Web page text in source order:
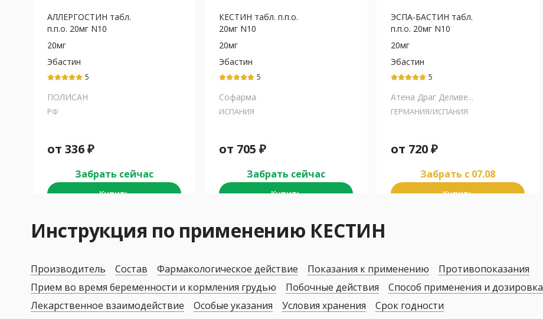
АЛЛЕРГОСТИН табл.
п.п.о. 20мг N10
20мг
Эбастин
5
ПОЛИСАН
РФ
от 336₽
Забрать сейчас
Купить
КЕСТИН табл. п.п.о.
20мг N10
20мг
Эбастин
5
Софарма
ИСПАНИЯ
от 705 ₽
Забрать сейчас
Купить
ЭСПА-БАСТИН табл.
п.п.о. 20мг N10
20мг
Эбастин
5
Атена Драг Деливе...
ГЕРМАНИЯ/ИСПАНИЯ
от 720₽
Забрать c 07.08
Купить
Инструкция по применению КЕСТИН
Производитель Состав Фармакологическое действие Показания к применению
Противопоказания
Прием во время беременности и кормления грудью
Побочные действия Способ применения и дозировка
Лекарственное взаимодействие
Особые указания Условия хранения Срок годности